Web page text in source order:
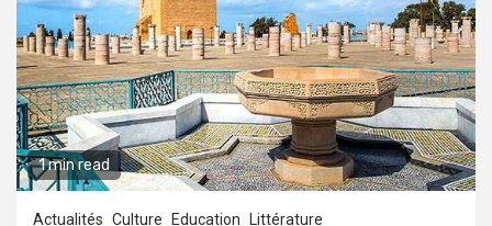
1 min read
Actualités Culture Education Littérature